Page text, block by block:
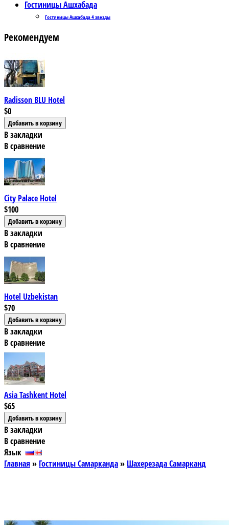
Гостиницы Ашхабада
Гостиницы Ашхабада 4 звезды
Рекомендуем
Radisson BLU Hotel
$0
В закладки
В сравнение
City Palace Hotel
$100
В закладки
В сравнение
Hotel Uzbekistan
$70
В закладки
В сравнение
Asia Tashkent Hotel
$65
В закладки
В сравнение
Язык
Главная » Гостиницы Самарканда» Шахерезада Самарканд